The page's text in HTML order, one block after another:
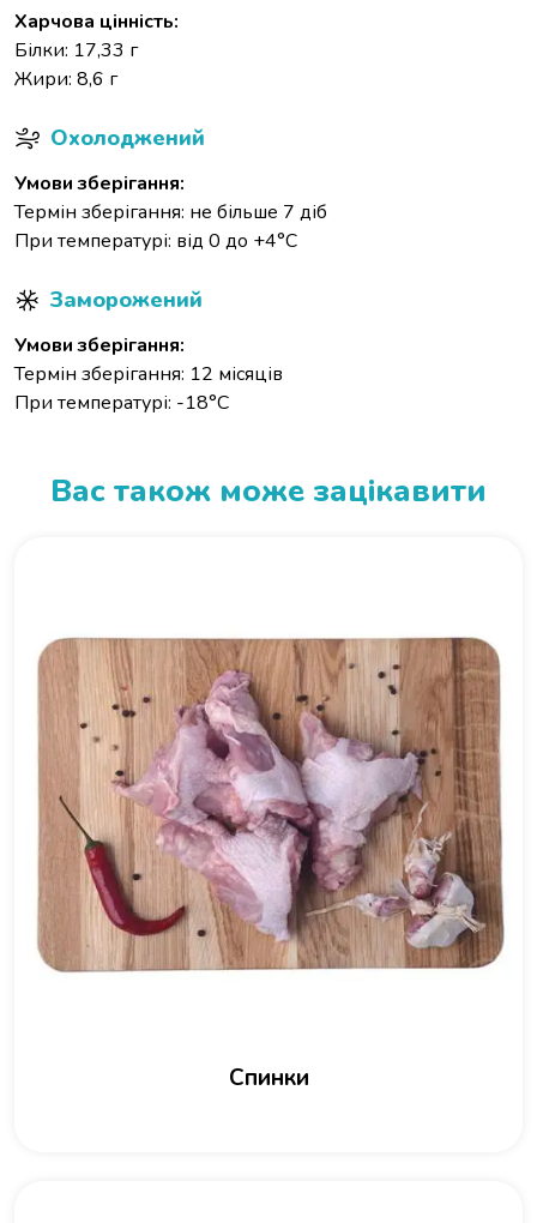
Харчова цінність:
Білки: 17,33 г
Жири: 8,6 г
Охолоджений
Умови зберігання:
Термін зберігання: не більше 7 діб
При температурі: від 0 до +4°С
Заморожений
Умови зберігання:
Термін зберігання: 12 місяців
При температурі: -18°С
Вас також може зацікавити
Спинки